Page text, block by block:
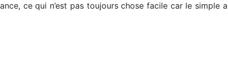
ce qui n’est pas toujours chose facile car le simple